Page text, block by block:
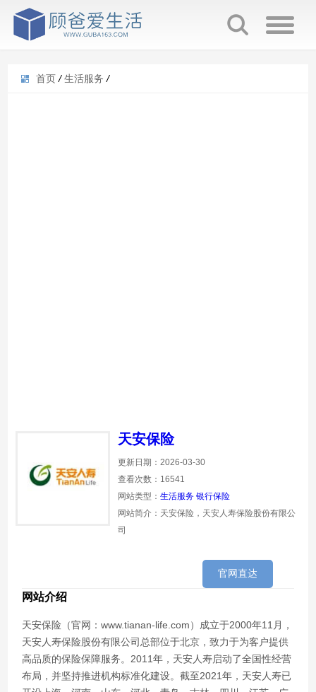
首页 / 生活服务 /
天安保险
更新日期：2026-03-30
查看次数：16541
网站类型：生活服务 银行保险
网站简介：天安保险，天安人寿保险股份有限公
司
官网直达
网站介绍
天安保险（官网：www.tianan-life.com）成立于2000年11月，
天安人寿保险股份有限公司总部位于北京，致力于为客户提供
高品质的保险保障服务。2011年，天安人寿启动了全国性经营
布局，并坚持推进机构标准化建设。截至2021年，天安人寿已